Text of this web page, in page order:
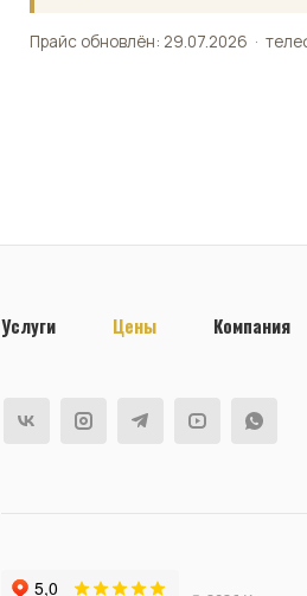
Прайс обновлён: 29.07.2026 ·
Услуги Цены Компания